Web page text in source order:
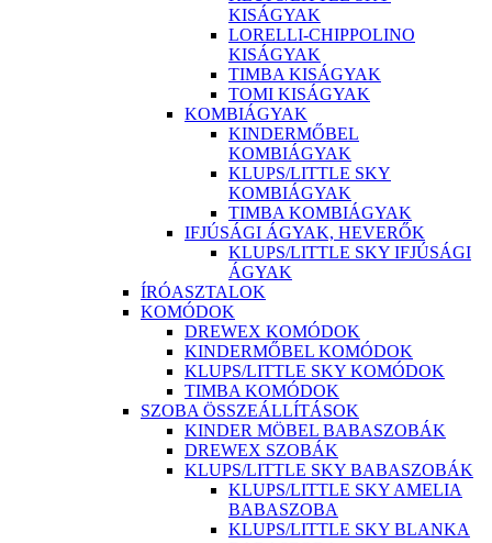
KISÁGYAK
LORELLI-CHIPPOLINO
KISÁGYAK
TIMBA KISÁGYAK
TOMI KISÁGYAK
KOMBIÁGYAK
KINDERMŐBEL
KOMBIÁGYAK
KLUPS/LITTLE SKY
KOMBIÁGYAK
TIMBA KOMBIÁGYAK
IFJÚSÁGI ÁGYAK, HEVERŐK
KLUPS/LITTLE SKY IFJÚSÁGI
ÁGYAK
ÍRÓASZTALOK
KOMÓDOK
DREWEX KOMÓDOK
KINDERMŐBEL KOMÓDOK
KLUPS/LITTLE SKY KOMÓDOK
TIMBA KOMÓDOK
SZOBA ÖSSZEÁLLÍTÁSOK
KINDER MÖBEL BABASZOBÁK
DREWEX SZOBÁK
KLUPS/LITTLE SKY BABASZOBÁK
KLUPS/LITTLE SKY AMELIA
BABASZOBA
KLUPS/LITTLE SKY BLANKA